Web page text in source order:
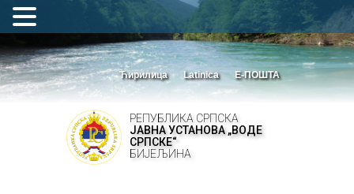
Ћирилица Latinica Е-ПОШТА
РЕПУБЛИКА СРПСКА
ЈАВНА УСТАНОВА „ВОДЕ
СРПСКЕ“
БИЈЕЉИНА